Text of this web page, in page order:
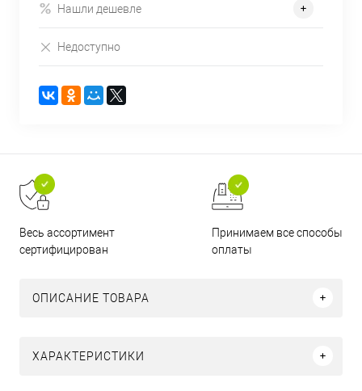
Нашли дешевле
Недоступно
Весь ассортимент
сертифицирован
Принимаем все способы
оплаты
ОПИСАНИЕ ТОВАРА
ХАРАКТЕРИСТИКИ